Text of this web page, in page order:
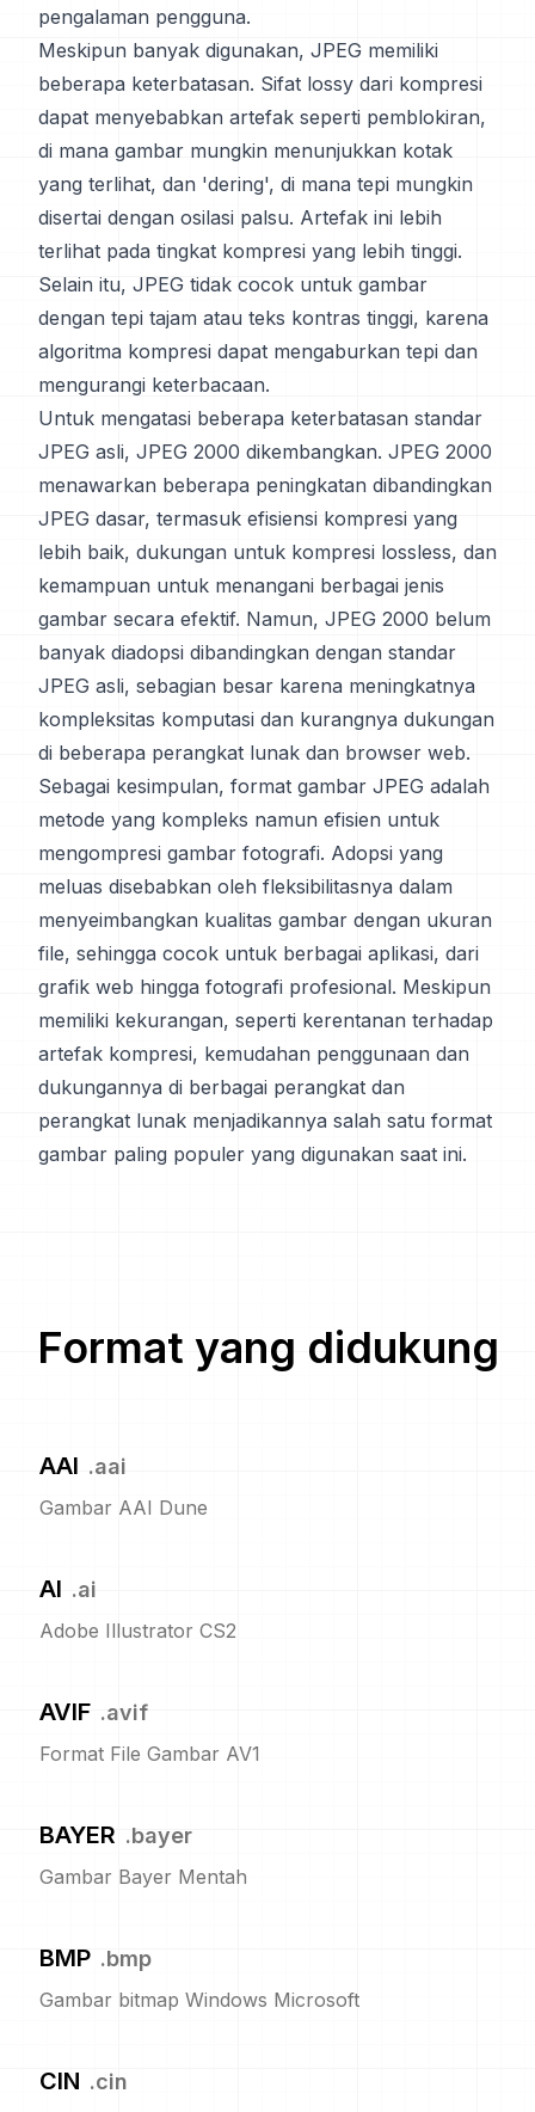
pengalaman pengguna.
Meskipun banyak digunakan, JPEG memiliki
beberapa keterbatasan. Sifat lossy dari kompresi
dapat menyebabkan artefak seperti pemblokiran,
di mana gambar mungkin menunjukkan kotak
yang terlihat, dan 'dering', di mana tepi mungkin
disertai dengan osilasi palsu. Artefak ini lebih
terlihat pada tingkat kompresi yang lebih tinggi.
Selain itu, JPEG tidak cocok untuk gambar
dengan tepi tajam atau teks kontras tinggi, karena
algoritma kompresi dapat mengaburkan tepi dan
mengurangi keterbacaan.
Untuk mengatasi beberapa keterbatasan standar
JPEG asli, JPEG 2000 dikembangkan. JPEG 2000
menawarkan beberapa peningkatan dibandingkan
JPEG dasar, termasuk efisiensi kompresi yang
lebih baik, dukungan untuk kompresi lossless, dan
kemampuan untuk menangani berbagai jenis
gambar secara efektif. Namun, JPEG 2000 belum
banyak diadopsi dibandingkan dengan standar
JPEG asli, sebagian besar karena meningkatnya
kompleksitas komputasi dan kurangnya dukungan
di beberapa perangkat lunak dan browser web.
Sebagai kesimpulan, format gambar JPEG adalah
metode yang kompleks namun efisien untuk
mengompresi gambar fotografi. Adopsi yang
meluas disebabkan oleh fleksibilitasnya dalam
menyeimbangkan kualitas gambar dengan ukuran
file, sehingga cocok untuk berbagai aplikasi, dari
grafik web hingga fotografi profesional. Meskipun
memiliki kekurangan, seperti kerentanan terhadap
artefak kompresi, kemudahan penggunaan dan
dukungannya di berbagai perangkat dan
perangkat lunak menjadikannya salah satu format
gambar paling populer yang digunakan saat ini.
Format yang didukung
AAI .aai
Gambar AAI Dune
AI .ai
Adobe Illustrator CS2
AVIF .avif
Format File Gambar AV1
BAYER .bayer
Gambar Bayer Mentah
BMP .bmp
Gambar bitmap Windows Microsoft
CIN .cin